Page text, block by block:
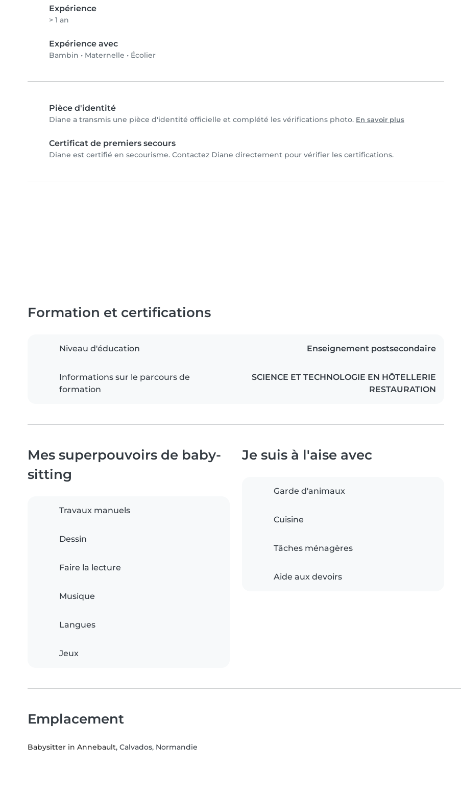
Expérience
> 1 an
Expérience avec
Bambin • Maternelle • Écolier
Pièce d'identité
Diane a transmis une pièce d'identité officielle et complété les vérifications photo. En savoir plus
Certificat de premiers secours
Diane est certifié en secourisme. Contactez Diane directement pour vérifier les certifications.
Formation et certifications
Niveau d'éducation Enseignement postsecondaire
Informations sur le parcours de
formation
SCIENCE ET TECHNOLOGIE EN HÔTELLERIE
RESTAURATION
Mes superpouvoirs de baby-
sitting
Travaux manuels
Dessin
Faire la lecture
Musique
Langues
Jeux
Je suis à l'aise avec
Garde d'animaux
Cuisine
Tâches ménagères
Aide aux devoirs
Emplacement
Babysitter in Annebault, Calvados, Normandie